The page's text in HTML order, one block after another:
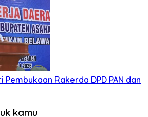
Pembukaan Rakerda DPD PAN dan
kamu